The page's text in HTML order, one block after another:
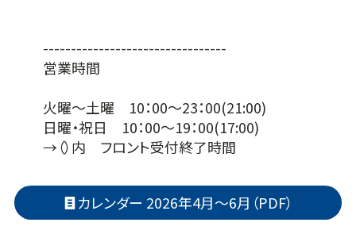
---------------------------------
営業時間
火曜～土曜 10：00～23：00(21:00)
日曜・祝日 10：00～19：00(17:00)
→（）内 フロント受付終了時間
カレンダー 2026年4月～6月（PDF）